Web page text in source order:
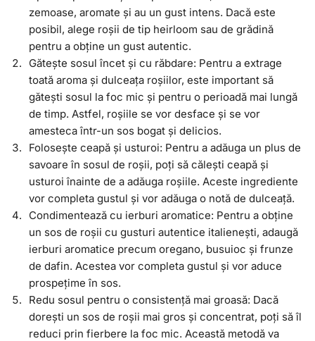
zemoase, aromate și au un gust intens. Dacă este
posibil, alege roșii de tip heirloom sau de grădină
pentru a obține un gust autentic.
Gătește sosul încet și cu răbdare: Pentru a extrage
toată aroma și dulceața roșiilor, este important să
gătești sosul la foc mic și pentru o perioadă mai lungă
de timp. Astfel, roșiile se vor desface și se vor
amesteca într-un sos bogat și delicios.
Folosește ceapă și usturoi: Pentru a adăuga un plus de
savoare în sosul de roșii, poți să călești ceapă și
usturoi înainte de a adăuga roșiile. Aceste ingrediente
vor completa gustul și vor adăuga o notă de dulceață.
Condimentează cu ierburi aromatice: Pentru a obține
un sos de roșii cu gusturi autentice italienești, adaugă
ierburi aromatice precum oregano, busuioc și frunze
de dafin. Acestea vor completa gustul și vor aduce
prospețime în sos.
Redu sosul pentru o consistență mai groasă: Dacă
dorești un sos de roșii mai gros și concentrat, poți să îl
reduci prin fierbere la foc mic. Această metodă va